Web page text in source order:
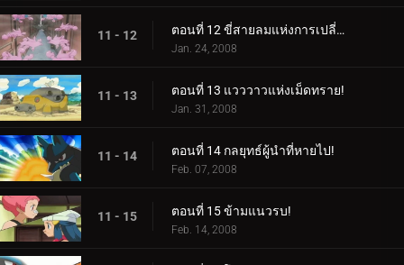
11 - 12 ตอนที่ 12 ขี่สายลมแห่งการเปลี่ยนแปลง!
Jan. 24, 2008
11 - 13 ตอนที่ 13 แวววาวแห่งเม็ดทราย!
Jan. 31, 2008
11 - 14 ตอนที่ 14 กลยุทธ์ผู้นำที่หายไป!
Feb. 07, 2008
11 - 15 ตอนที่ 15 ข้ามแนวรบ!
Feb. 14, 2008